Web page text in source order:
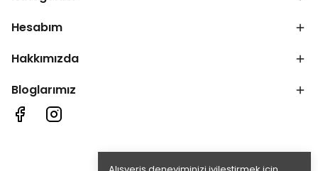
Hesabım
Hakkımızda
Bloglarımız